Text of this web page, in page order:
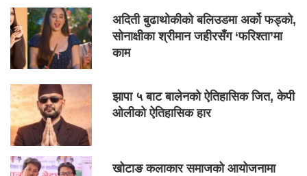
अदिती बुढाथोकीको बलिउडमा अर्को फड्को,
सोनाक्षीका श्रीमान जहीरसँग ‘फरिश्ता’मा
काम
झापा ५ बाट बालेनको ऐतिहासिक जित, केपी
ओलीको ऐतिहासिक हार
खोटाङ कलाकार समाजको आयोजनामा